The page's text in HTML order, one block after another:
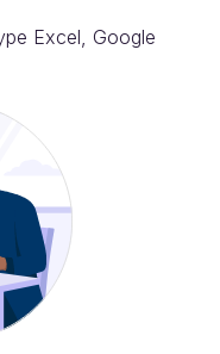
Excel, Google